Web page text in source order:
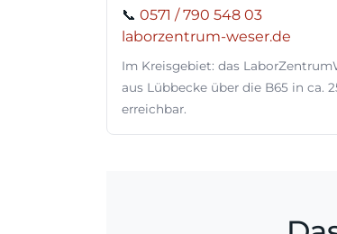
📞 0571 / 790 548 03
laborzentrum-weser.de
Im Kreisgebiet: das
aus Lübbecke über die B65 in ca.
erreichbar.